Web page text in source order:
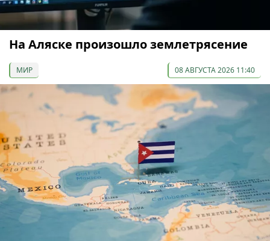
На Аляске произошло землетрясение
МИР 08 АВГУСТА 2026 11:40